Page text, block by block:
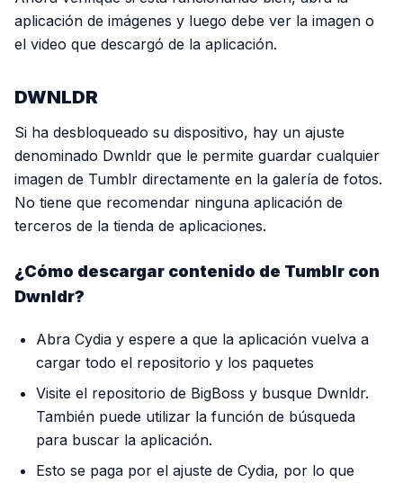
aplicación de imágenes y luego debe ver la imagen o
el video que descargó de la aplicación.
DWNLDR
Si ha desbloqueado su dispositivo, hay un ajuste
denominado Dwnldr que le permite guardar cualquier
imagen de Tumblr directamente en la galería de fotos.
No tiene que recomendar ninguna aplicación de
terceros de la tienda de aplicaciones.
¿Cómo descargar contenido de Tumblr con
Dwnldr?
Abra Cydia y espere a que la aplicación vuelva a
cargar todo el repositorio y los paquetes
Visite el repositorio de BigBoss y busque Dwnldr.
También puede utilizar la función de búsqueda
para buscar la aplicación.
Esto se paga por el ajuste de Cydia, por lo que